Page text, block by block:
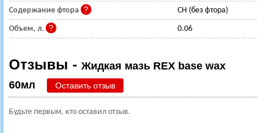
Содержание фтора CH (без фтора)
Объем, л. 0.06
Отзывы - Жидкая мазь REX base wax
60мл
Оставить отзыв
Будьте первым, кто оставил отзыв.